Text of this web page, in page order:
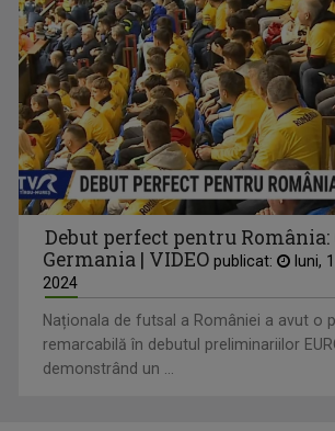
Debut perfect pentru România:
Germania | VIDEO publicat:
luni,
2024
Naționala de futsal a României a avut o
remarcabilă în debutul preliminariilor
demonstrând un ...